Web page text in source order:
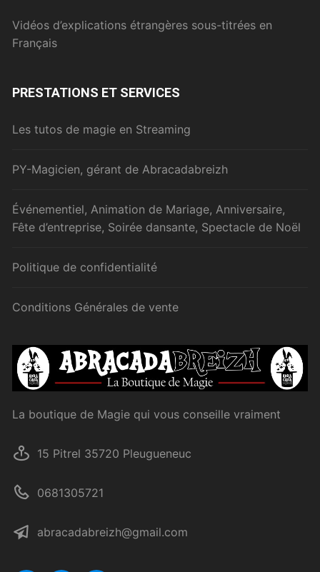
Vidéos d’explications étrangères sous-titrées en
Français
PRESTATIONS ET SERVICES
Les tutos de magie en Streaming
PY-Magicien, gérant de Abracadabreizh
Événementiel, Animation de Mariage, Anniversaire,
Fête d’entreprise, Soirée dansante, Spectacle de Noël
Politique de confidentialité
Conditions Générales de vente
La boutique de Magie qui vous conseille vraiment
15 Pitrel 35720 Pleugueneuc
0681305721
abracadabreizh@gmail.com